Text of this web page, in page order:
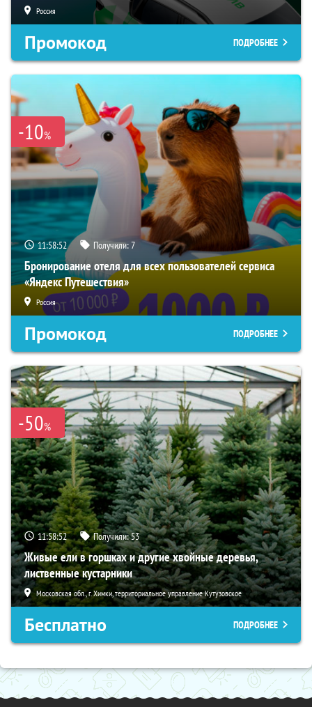
Россия
Промокод ПОДРОБНЕЕ
-10%
11:58:51 Получили:7
Бронирование отеля для всех пользователей сервиса
«Яндекс Путешествия»
Россия
Промокод ПОДРОБНЕЕ
-50%
11:58:51 Получили:53
Живые ели в горшках и другие хвойные деревья,
лиственные кустарники
Московская обл., г. Химки, территориальное управление Кутузовское
Бесплатно ПОДРОБНЕЕ